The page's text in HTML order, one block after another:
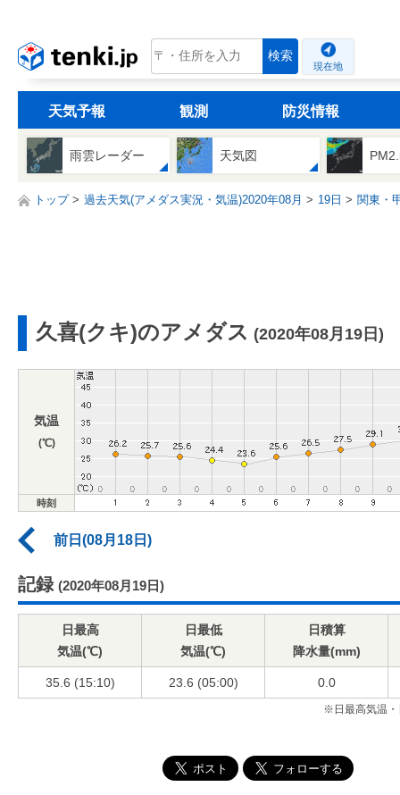
tenki.jp 検索
現在地
天気予報 観測 防災情報
雨雲レーダー 天気図
トップ 過去天気(アメダス実況・気温)2020年08月 19日 関東・
久喜(クキ)のアメダス (2020年08月19日)
気温
(℃)
時刻
前日(08月18日)
記録 (2020年08月19日)
日最高
気温(℃)
日最低
気温(℃)
日積算
降水量(mm)
35.6 (15:10) 23.6 (05:00) 0.0
※日最高気温・